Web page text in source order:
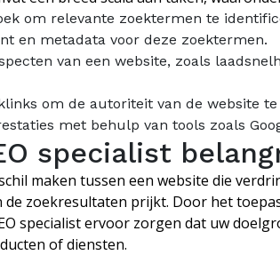
om relevante zoektermen te
en metadata voor deze zoektermen.
van een website, zoals
om de autoriteit van de website te
met behulp van tools zoals
specialist
maken tussen een website die
zoekresultaten prijkt. Door het
specialist ervoor zorgen dat uw
of diensten.